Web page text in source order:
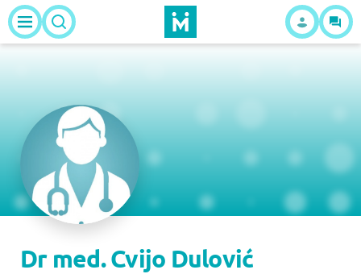
Dr med. Cvijo Dulović